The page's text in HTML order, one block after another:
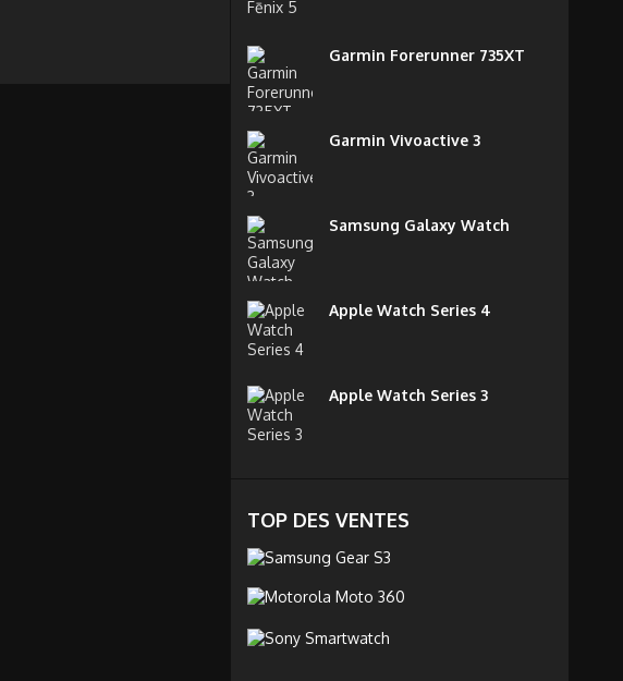
Garmin Forerunner 735XT
Garmin Vivoactive 3
Samsung Galaxy Watch
Apple Watch Series 4
Apple Watch Series 3
TOP DES VENTES